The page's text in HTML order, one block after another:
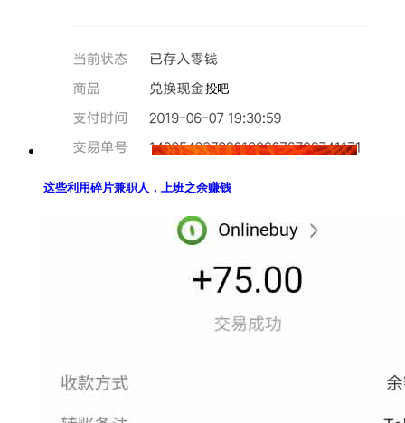
这些利用碎片兼职人，上班之余赚钱